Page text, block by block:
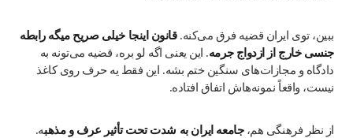
ببین، توی ایران قضیه فرق می‌کنه.قانون اینجا خیلی صریح میگه رابطه
جنسی خارج از ازدواج جرمه. این یعنی اگه لو بره، قضیه می‌تونه به
دادگاه و مجازات‌های سنگین ختم بشه. این فقط یه حرف روی کاغذ
نیست، واقعاً نمونه‌هاش اتفاق افتاده.
از نظر فرهنگی هم،جامعه ایران به شدت تحت تأثیر عرف و مذهبه.